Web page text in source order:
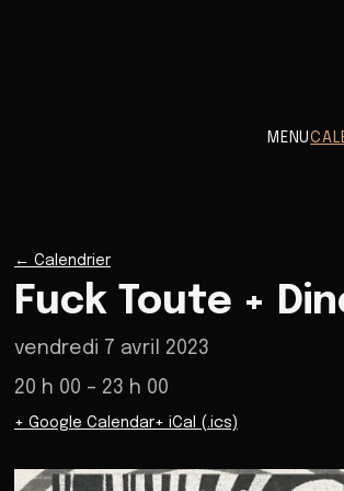
MENU
← Calendrier
Fuck Toute +
vendredi 7 avril 2023
20 h 00 – 23 h 00
+ Google Calendar+ iCal (.ics)